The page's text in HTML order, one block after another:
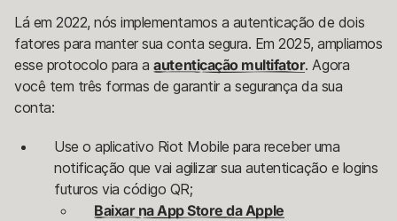
Lá em 2022, nós implementamos a autenticação de dois
fatores para manter sua conta segura. Em 2025, ampliamos
esse protocolo para aautenticação multifator. Agora
você tem três formas de garantir a segurança da sua
conta:
Use o aplicativo Riot Mobile para receber uma
notificação que vai agilizar sua autenticação e logins
futuros via código QR;
Baixar na App Store da Apple